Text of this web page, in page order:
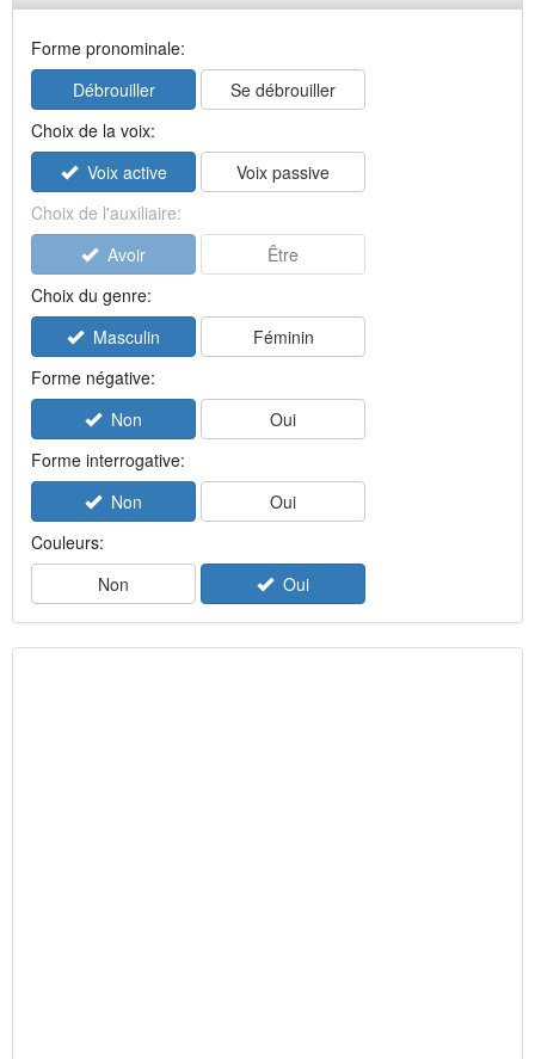
Forme pronominale:
Débrouiller
Se débrouiller
Choix de la voix:
Voix active
Voix passive
Choix de l'auxiliaire:
Avoir
Être
Choix du genre:
Masculin
Féminin
Forme négative:
Non
Oui
Forme interrogative:
Non
Oui
Couleurs:
Non
Oui